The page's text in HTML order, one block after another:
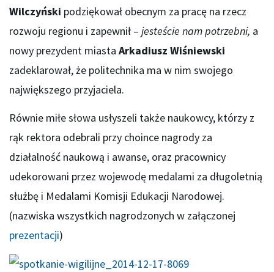
Wilczyński podziękował obecnym za pracę na rzecz
rozwoju regionu i zapewnił – jesteście nam potrzebni, a
nowy prezydent miasta Arkadiusz Wiśniewski
zadeklarował, że politechnika ma w nim swojego
największego przyjaciela.
Równie miłe słowa usłyszeli także naukowcy, którzy z
rąk rektora odebrali przy choince nagrody za
działalność naukową i awanse, oraz pracownicy
udekorowani przez wojewodę medalami za długoletnią
służbę i Medalami Komisji Edukacji Narodowej.
(nazwiska wszystkich nagrodzonych w załączonej
prezentacji)